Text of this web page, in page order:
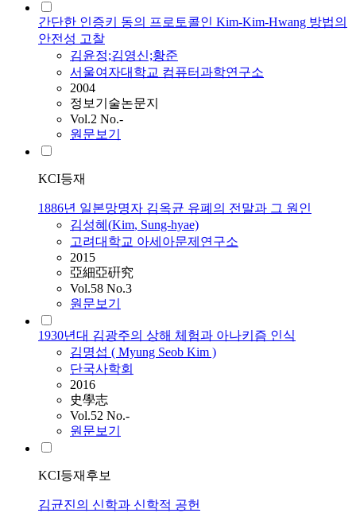
간단한 인증키 동의 프로토콜인 Kim-Kim-Hwang 방법의
안전성 고찰
김윤정;김영신;황준
서울여자대학교 컴퓨터과학연구소
2004
정보기술논문지
Vol.2 No.-
원문보기
KCI등재
1886년 일본망명자 김옥균 유폐의 전말과 그 원인
김성혜(Kim, Sung-hyae)
고려대학교 아세아문제연구소
2015
亞細亞硏究
Vol.58 No.3
원문보기
1930년대 김광주의 상해 체험과 아나키즘 인식
김명섭 ( Myung Seob Kim )
단국사학회
2016
史學志
Vol.52 No.-
원문보기
KCI등재후보
김균진의 신학과 신학적 공헌